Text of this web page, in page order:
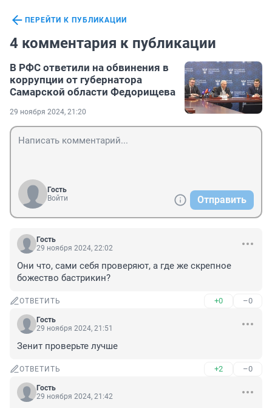
ПЕРЕЙТИ К ПУБЛИКАЦИИ
4 комментария к публикации
В РФС ответили на обвинения в
коррупции от губернатора
Самарской области Федорищева
29 ноября 2024, 21:20
Гость
Войти
Отправить
Гость
29 ноября 2024, 22:02
Они что, сами себя проверяют, а где же скрепное
божество бастрикин?
ОТВЕТИТЬ +0 –0
Гость
29 ноября 2024, 21:51
Зенит проверьте лучше
ОТВЕТИТЬ +2 –0
Гость
29 ноября 2024, 21:42